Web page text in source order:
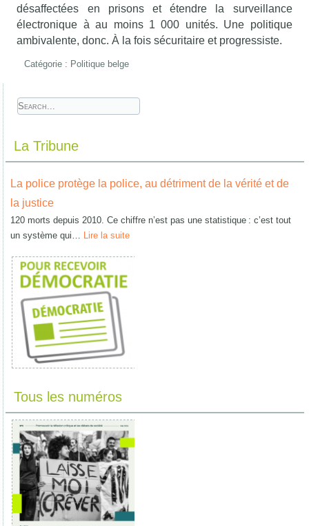
désaffectées en prisons et étendre la surveillance
électronique à au moins 1 000 unités. Une politique
ambivalente, donc. À la fois sécuritaire et progressiste.
Catégorie : Politique belge
La Tribune
La police protège la police, au détriment de la vérité et de
la justice
120 morts depuis 2010. Ce chiffre n’est pas une statistique : c’est tout
un système qui… Lire la suite
Tous les numéros